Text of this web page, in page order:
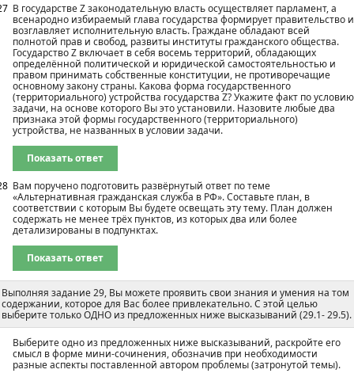
В государстве Z законодательную власть осуществляет парламент, а
всенародно избираемый глава государства формирует правительство и
возглавляет исполнительную власть. Граждане обладают всей
полнотой прав и свобод, развиты институты гражданского общества.
Государство Z включает в себя восемь территорий, обладающих
определённой политической и юридической самостоятельностью и
правом принимать собственные конституции, не противоречащие
основному закону страны. Какова форма государственного
(территориального) устройства государства Z? Укажите факт по условию
задачи, на основе которого Вы это установили. Назовите любые два
признака этой формы государственного (территориального)
устройства, не названных в условии задачи.
Показать ответ
Вам поручено подготовить развёрнутый ответ по теме
«Альтернативная гражданская служба в РФ». Составьте план, в
соответствии с которым Вы будете освещать эту тему. План должен
содержать не менее трёх пунктов, из которых два или более
детализированы в подпунктах.
Показать ответ
Выполняя задание 29, Вы можете проявить свои знания и умения на том
содержании, которое для Вас более привлекательно. С этой целью
выберите только ОДНО из предложенных ниже высказываний (29.1- 29.5).
Выберите одно из предложенных ниже высказываний, раскройте его
смысл в форме мини-сочинения, обозначив при необходимости
разные аспекты поставленной автором проблемы (затронутой темы).